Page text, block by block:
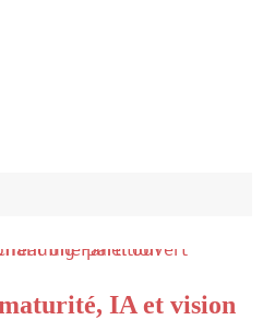
IA et vision